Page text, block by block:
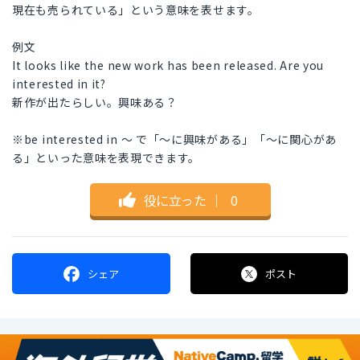
現在も売られている」という意味を表せます。
例文
It looks like the new work has been released. Are you
interested in it?
新作が出たらしい。興味ある？
※be interested in 〜 で「〜に興味がある」「〜に関心があ
る」といった意味を表現できます。
役に立った ｜ 0
シェア ポスト